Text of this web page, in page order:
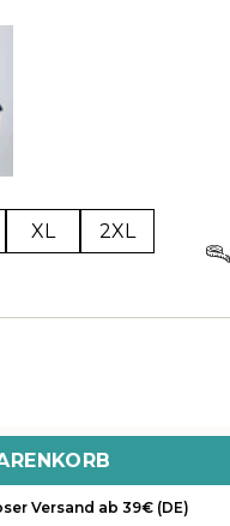
XL
2XL
Versand ab 39€ (DE)